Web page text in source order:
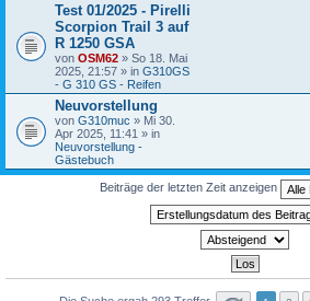
Test 01/2025 - Pirelli
Scorpion Trail 3 auf
R 1250 GSA
von OSM62 » So 18. Mai
2025, 21:57 » in G310GS
- G 310 GS - Reifen
Neuvorstellung
von G310muc » Mi 30.
Apr 2025, 11:41 » in
Neuvorstellung -
Gästebuch
Beiträge der letzten Zeit anzeigen